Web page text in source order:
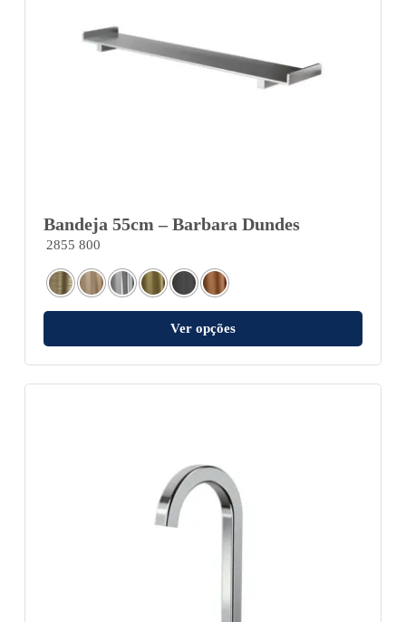
Bandeja 55cm – Barbara Dundes
2855 800
Ver opções